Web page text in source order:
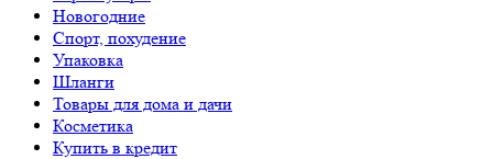
Новогодние
Спорт, похудение
Упаковка
Шланги
Товары для дома и дачи
Косметика
Купить в кредит